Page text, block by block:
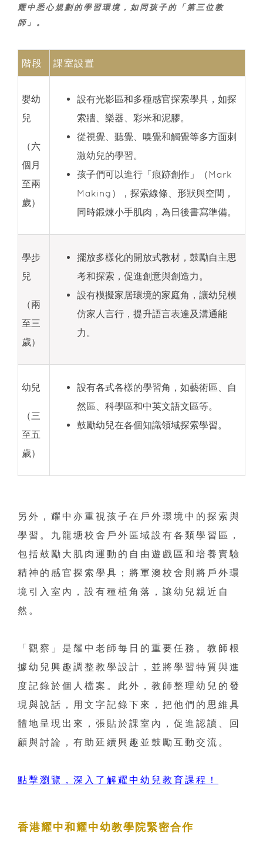
耀中悉心規劃的學習環境，如同孩子的「第三位教
師」。
階段 課室設置
嬰幼
兒
（六
個月
至兩
歲）
設有光影區和多種感官探索學具，如探
索牆、樂器、彩米和泥膠。
從視覺、聽覺、嗅覺和觸覺等多方面刺
激幼兒的學習。
孩子們可以進行「痕跡創作」（Mark
Making），探索線條、形狀與空間，
同時鍛煉小手肌肉，為日後書寫準備。
學步
兒
（兩
至三
歲）
擺放多樣化的開放式教材，鼓勵自主思
考和探索，促進創意與創造力。
設有模擬家居環境的家庭角，讓幼兒模
仿家人言行，提升語言表達及溝通能
力。
幼兒
（三
至五
歲）
設有各式各樣的學習角，如藝術區、自
然區、科學區和中英文語文區等。
鼓勵幼兒在各個知識領域探索學習。
另外，耀中亦重視孩子在戶外環境中的探索與
學習。九龍塘校舍戶外區域設有各類學習區，
包括鼓勵大肌肉運動的自由遊戲區和培養實驗
精神的感官探索學具；將軍澳校舍則將戶外環
境引入室內，設有種植角落，讓幼兒親近自
然。
「觀察」是耀中老師每日的重要任務。教師根
據幼兒興趣調整教學設計，並將學習特質與進
度記錄於個人檔案。此外，教師整理幼兒的發
現與說話，用文字記錄下來，把他們的思維具
體地呈現出來，張貼於課室內，促進認讀、回
顧與討論，有助延續興趣並鼓勵互動交流。
點擊瀏覽，深入了解耀中幼兒教育課程！
香港耀中和耀中幼教學院緊密合作